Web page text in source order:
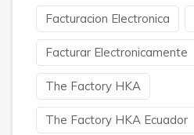
Facturacion Electronica
Facturar Electronicamente
The Factory HKA
The Factory HKA Ecuador